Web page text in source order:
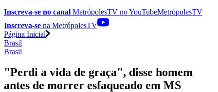
Inscreva-se no canal MetrópolesTV noYouTubeMetrópolesTV
Inscreva-se na MetrópolesTV
Página Inicial
Brasil
Brasil
"Perdi a vida de graça", disse homem
antes de morrer esfaqueado em MS